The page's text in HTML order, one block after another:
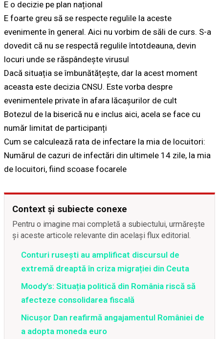
E o decizie pe plan național
E foarte greu să se respecte regulile la aceste
evenimente în general. Aici nu vorbim de săli de curs. S-a
dovedit că nu se respectă regulile întotdeauna, devin
locuri unde se răspândește virusul
Dacă situația se îmbunătățește, dar la acest moment
aceasta este decizia CNSU. Este vorba despre
evenimentele private în afara lăcașurilor de cult
Botezul de la biserică nu e inclus aici, acela se face cu
număr limitat de participanți
Cum se calculează rata de infectare la mia de locuitori:
Numărul de cazuri de infectări din ultimele 14 zile, la mia
de locuitori, fiind scoase focarele
Context și subiecte conexe
Pentru o imagine mai completă a subiectului, urmărește
și aceste articole relevante din același flux editorial.
Conturi rusești au amplificat discursul de
extremă dreaptă în criza migrației din Ceuta
Moody’s: Situația politică din România riscă să
afecteze consolidarea fiscală
Nicușor Dan reafirmă angajamentul României de
a adopta moneda euro